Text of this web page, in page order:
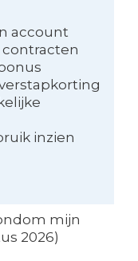
account
contracten
inzien
mijn
2026)